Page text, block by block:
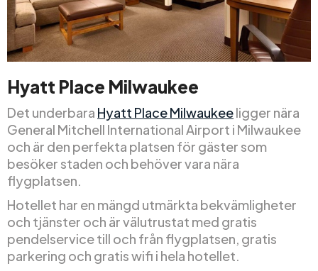
Hyatt Place Milwaukee
Det underbara Hyatt Place Milwaukeeligger nära
General Mitchell International Airport i Milwaukee
och är den perfekta platsen för gäster som
besöker staden och behöver vara nära
flygplatsen.
Hotellet har en mängd utmärkta bekvämligheter
och tjänster och är välutrustat med gratis
pendelservice till och från flygplatsen, gratis
parkering och gratis wifi i hela hotellet.